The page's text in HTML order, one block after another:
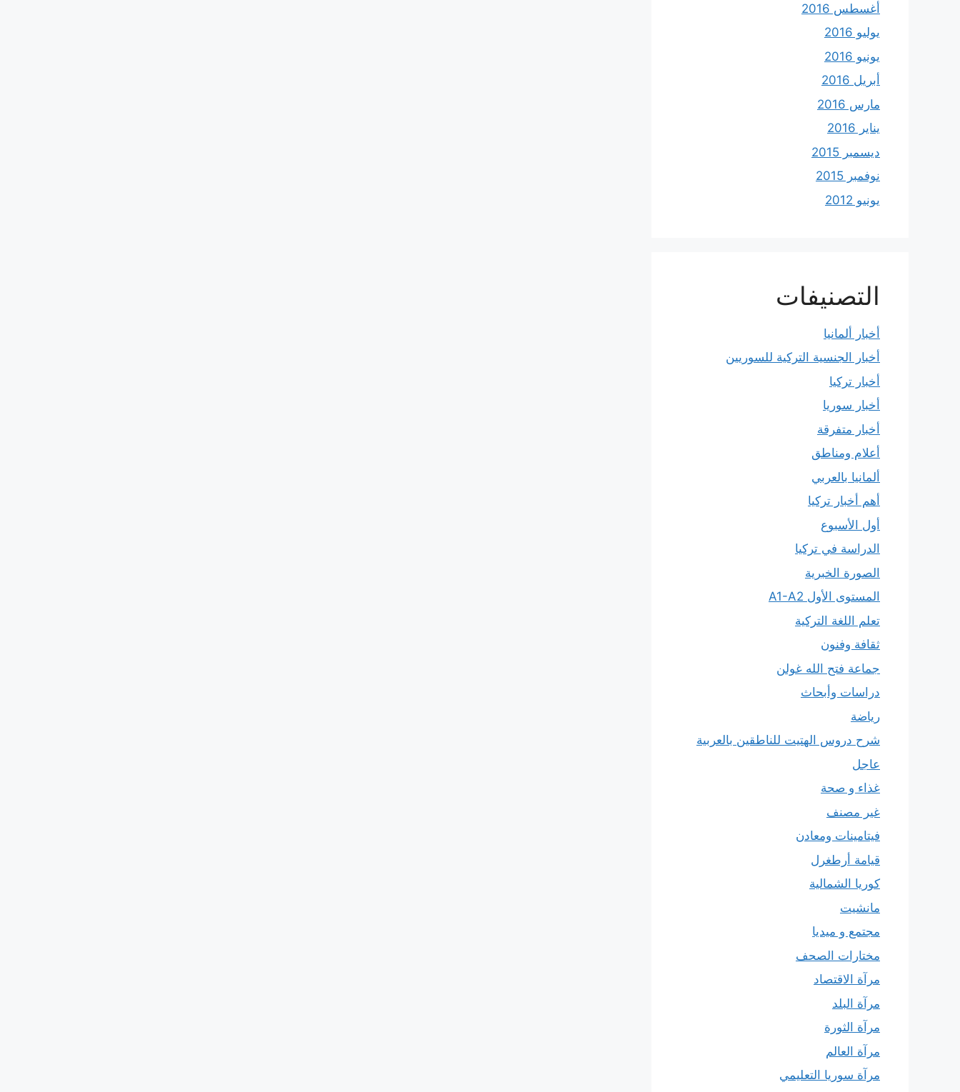
أغسطس 2016
يوليو 2016
يونيو 2016
أبريل 2016
مارس 2016
يناير 2016
ديسمبر 2015
نوفمبر 2015
يونيو 2012
التصنيفات
أخبار ألمانيا
أخبار الجنسية التركية للسوريين
أخبار تركيا
أخبار سوريا
أخبار متفرقة
أعلام ومناطق
ألمانيا بالعربي
أهم أخبار تركيا
أول الأسبوع
الدراسة في تركيا
الصورة الخبرية
المستوى الأول A1-A2
تعلم اللغة التركية
ثقافة وفنون
جماعة فتح الله غولن
دراسات وأبحاث
رياضة
شرح دروس الهتيت للناطقين بالعربية
عاجل
غذاء و صحة
غير مصنف
فيتامينات ومعادن
قيامة أرطغرل
كوريا الشمالية
مانشيت
مجتمع و ميديا
مختارات الصحف
مرآة الاقتصاد
مرآة البلد
مرآة الثورة
مرآة العالم
مرآة سوريا التعليمي